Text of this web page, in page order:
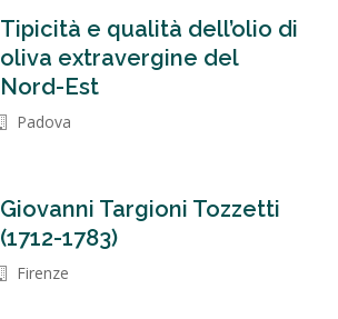
Tipicità e qualità dell’olio di
oliva extravergine del
Nord-Est
Padova
Giovanni Targioni Tozzetti
(1712-1783)
Firenze